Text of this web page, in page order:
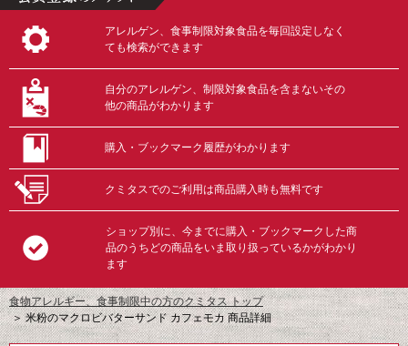
アレルゲン、食事制限対象食品を毎回設定しなく
ても検索ができます
自分のアレルゲン、制限対象食品を含まないその
他の商品がわかります
購入・ブックマーク履歴がわかります
クミタスでのご利用は商品購入時も無料です
ショップ別に、今までに購入・ブックマークした商
品のうちどの商品をいま取り扱っているかがわかり
ます
食物アレルギー、食事制限中の方のクミタス トップ
＞米粉のマクロビバターサンド カフェモカ 商品詳細